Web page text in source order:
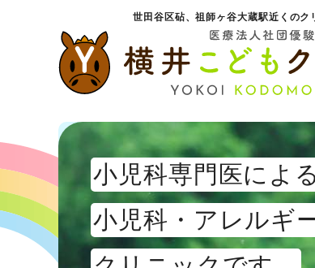
世田谷区砧、祖師ヶ谷大蔵駅近くのク
小児科専門医による
小児科・アレルギ